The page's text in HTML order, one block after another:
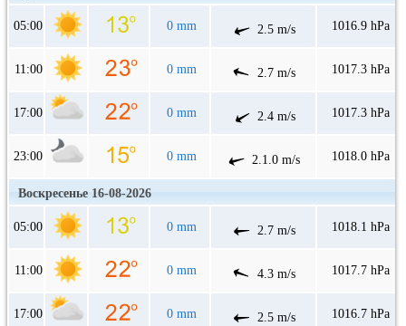
05:00 0 mm 2.5 m/s 1016.9 hPa
11:00 0 mm 2.7 m/s 1017.3 hPa
17:00 0 mm 2.4 m/s 1017.3 hPa
23:00 0 mm 2.1.0 m/s 1018.0 hPa
Воскресенье 16-08-2026
05:00 0 mm 2.7 m/s 1018.1 hPa
11:00 0 mm 4.3 m/s 1017.7 hPa
17:00 0 mm 2.5 m/s 1016.7 hPa